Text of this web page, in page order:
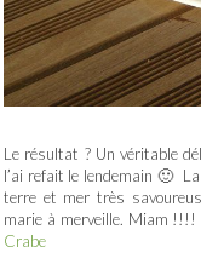
Le résultat ? Un véritable
l’ai refait le lendemain 🙂
terre et mer très
marie à merveille. Miam !!!!
Crabe